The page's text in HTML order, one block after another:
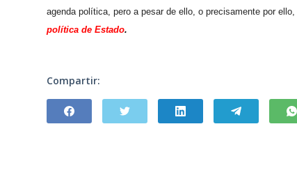
agenda política, pero a pesar de ello, o precisamente por
política de Estado.
Compartir: